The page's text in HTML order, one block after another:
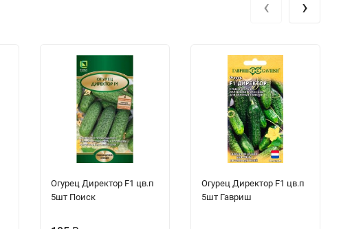
Огурец Директор F1 цв.п
5шт Поиск
Огурец Директор F1 цв.п
5шт Гавриш
‹ ›